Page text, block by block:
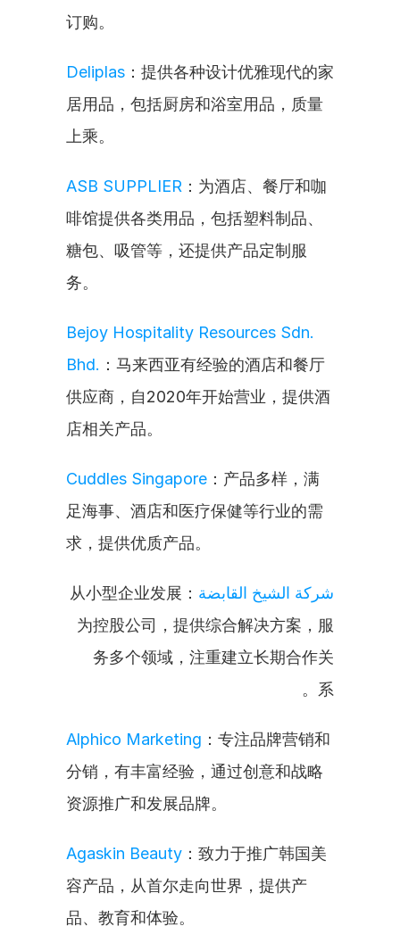
订购。
Deliplas ：提供各种设计优雅现代的家
居用品，包括厨房和浴室用品，质量
上乘。
ASB SUPPLIER ：为酒店、餐厅和咖
啡馆提供各类用品，包括塑料制品、
糖包、吸管等，还提供产品定制服
务。
Bejoy Hospitality Resources Sdn.
Bhd. ：马来西亚有经验的酒店和餐厅
供应商，自2020年开始营业，提供酒
店相关产品。
Cuddles Singapore ：产品多样，满
足海事、酒店和医疗保健等行业的需
求，提供优质产品。
شركة الشيخ القابضة
：从小型企业发展
为控股公司，提供综合解决方案，服
务多个领域，注重建立长期合作关
系。
Alphico Marketing ：专注品牌营销和
分销，有丰富经验，通过创意和战略
资源推广和发展品牌。
Agaskin Beauty ：致力于推广韩国美
容产品，从首尔走向世界，提供产
品、教育和体验。